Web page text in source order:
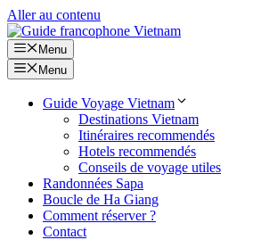
Aller au contenu
Menu
Menu
Guide Voyage Vietnam
Destinations Vietnam
Itinéraires recommendés
Hotels recommendés
Conseils de voyage utiles
Randonnées Sapa
Boucle de Ha Giang
Comment réserver ?
Contact